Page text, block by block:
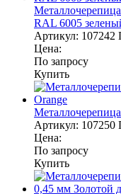
RAL 6005
Артикул: 107242
Цена:
По запросу
Купить
Артикул: 107250
Цена:
По запросу
Купить